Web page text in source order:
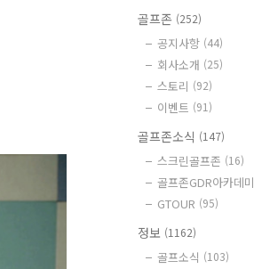
골프존 (252)
공지사항 (44)
회사소개 (25)
스토리 (92)
이벤트 (91)
골프존소식 (147)
스크린골프존 (16)
골프존GDR아카데미
GTOUR (95)
정보 (1162)
골프소식 (103)